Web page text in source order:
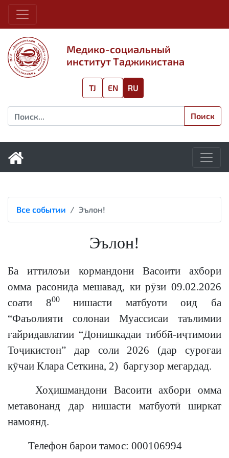
Медико-социальный
институт Таджикистана
Поиск
TJ RU
EN
Все событии Эълон!
Эълон!
Ба иттилоъи кормандони Васоити ахбори
омма расонида мешавад, ки рӯзи 09.02.2026
соати 800нишасти матбуоти оид ба
“Фаъолияти солонаи Муассисаи таълимии
ғайридавлатии “Донишкадаи тиббӣ-иҷтимоии
Тоҷикистон” дар соли 2026 (дар суроғаи
кӯчаи Клара Сеткина, 2) баргузор мегардад.
Хоҳишмандони Васоити ахбори омма
метавонанд дар нишасти матбуотӣ ширкат
намоянд.
Телефон барои тамос: 000106994